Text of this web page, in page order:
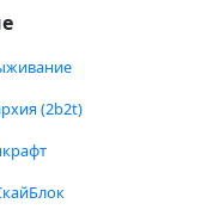
(2b2t)